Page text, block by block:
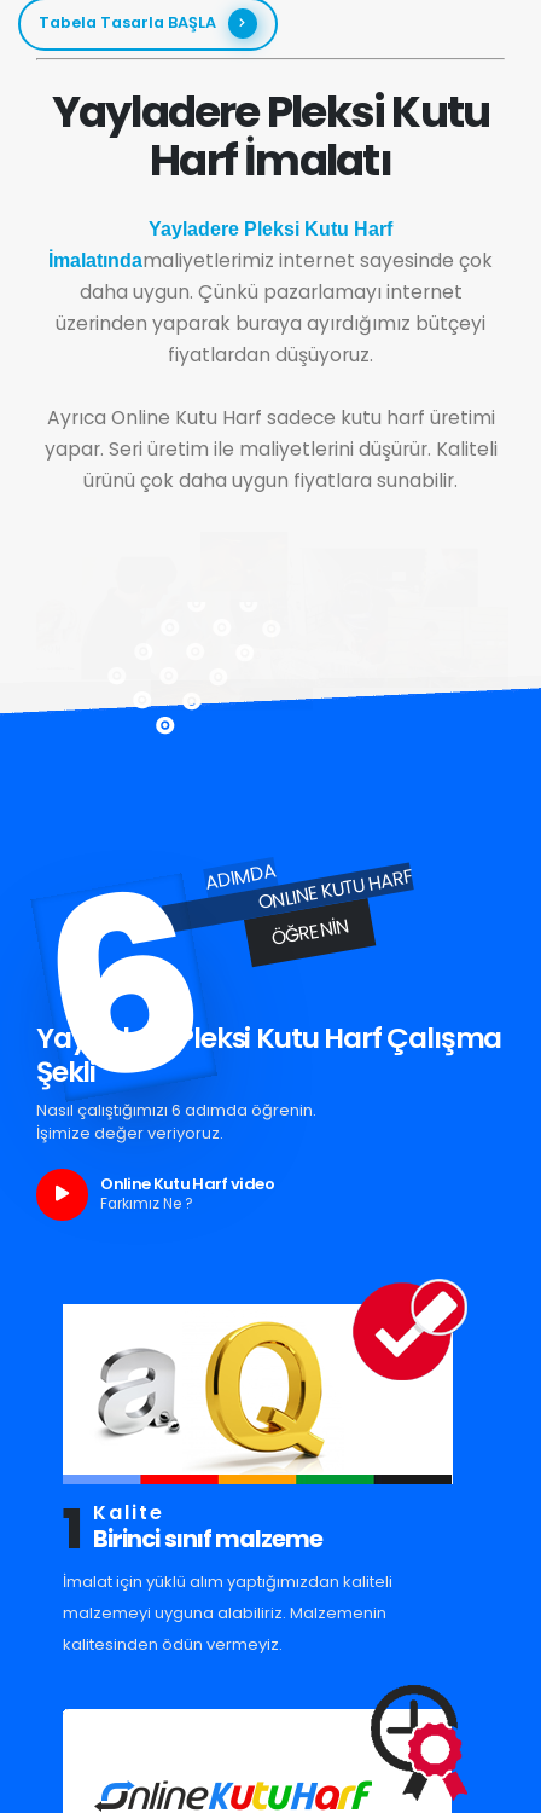
Tabela Tasarla BAŞLA
Yayladere Pleksi Kutu
Harf İmalatı
Yayladere Pleksi Kutu Harf
İmalatındamaliyetlerimiz internet sayesinde çok
daha uygun. Çünkü pazarlamayı internet
üzerinden yaparak buraya ayırdığımız bütçeyi
fiyatlardan düşüyoruz.
Ayrıca Online Kutu Harf sadece kutu harf üretimi
yapar. Seri üretim ile maliyetlerini düşürür. Kaliteli
ürünü çok daha uygun fiyatlara sunabilir.
6ADIMDAONLINE KUTU HARF
ÖĞRENIN
Yayladere Pleksi Kutu Harf Çalışma
Şekli
Nasıl çalıştığımızı 6 adımda öğrenin.
İşimize değer veriyoruz.
Online Kutu Harf video
Farkımız Ne ?
1 Kalite
Birinci sınıf malzeme
İmalat için yüklü alım yaptığımızdan kaliteli
malzemeyi uyguna alabiliriz. Malzemenin
kalitesinden ödün vermeyiz.